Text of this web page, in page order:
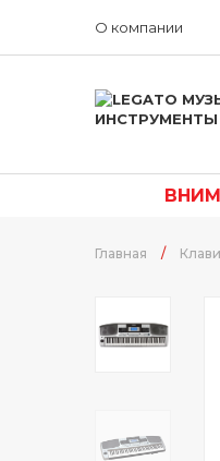
О компании
Главная /